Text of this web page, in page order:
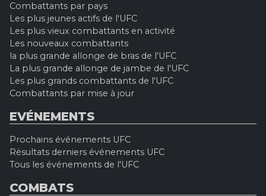
Combattants par pays
Les plus jeunes actifs de l'UFC
Les plus vieux combattants en activité
Les nouveaux combattants
la plus grande allonge de bras de l'UFC
La plus grande allonge de jambe de l'UFC
Les plus grands combattants de l'UFC
Combattants par mise à jour
EVÉNEMENTS
Prochains événements UFC
Résultats derniers événements UFC
Tous les événements de l'UFC
COMBATS